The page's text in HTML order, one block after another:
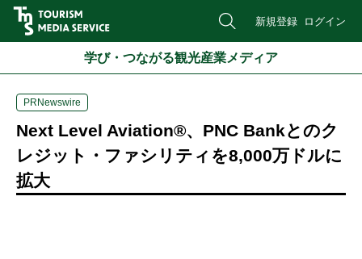
新規登録 ログイン
学び・つながる観光産業メディア
PRNewswire
Next Level Aviation®、PNC Bankとのク
レジット・ファシリティを8,000万ドルに
拡大